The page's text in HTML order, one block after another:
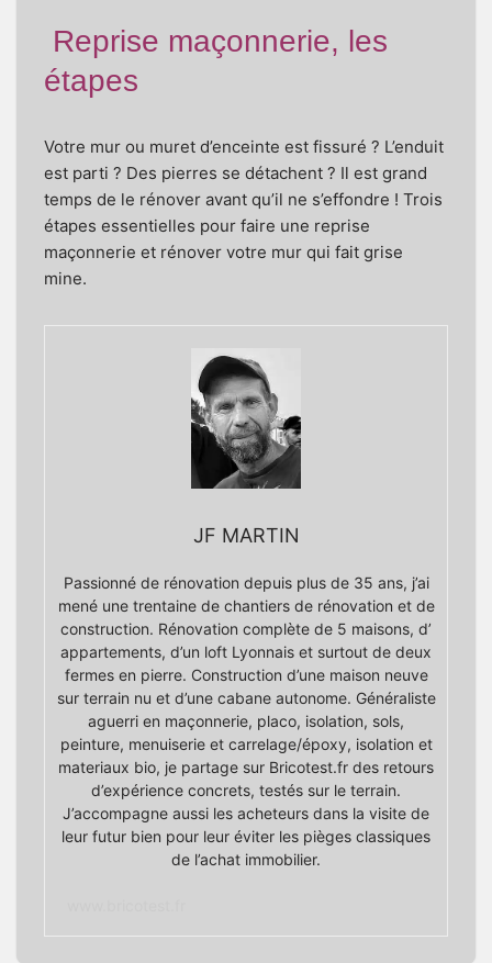
Reprise maçonnerie, les
étapes
Votre mur ou muret d’enceinte est fissuré ? L’enduit
est parti ? Des pierres se détachent ? Il est grand
temps de le rénover avant qu’il ne s’effondre ! Trois
étapes essentielles pour faire une reprise
maçonnerie et rénover votre mur qui fait grise
mine.
JF MARTIN
Passionné de rénovation depuis plus de 35 ans, j’ai
mené une trentaine de chantiers de rénovation et de
construction. Rénovation complète de 5 maisons, d’
appartements, d’un loft Lyonnais et surtout de deux
fermes en pierre. Construction d’une maison neuve
sur terrain nu et d’une cabane autonome. Généraliste
aguerri en maçonnerie, placo, isolation, sols,
peinture, menuiserie et carrelage/époxy, isolation et
materiaux bio, je partage sur Bricotest.fr des retours
d’expérience concrets, testés sur le terrain.
J’accompagne aussi les acheteurs dans la visite de
leur futur bien pour leur éviter les pièges classiques
de l’achat immobilier.